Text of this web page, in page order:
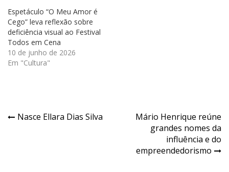
Espetáculo “O Meu Amor é
Cego” leva reflexão sobre
deficiência visual ao Festival
Todos em Cena
10 de junho de 2026
Em "Cultura"
Navegação
Nasce Ellara Dias Silva
Mário Henrique reúne
grandes nomes da
influência e do
empreendedorismo